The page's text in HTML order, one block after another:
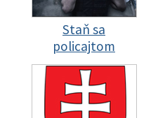
Staň sa
policajtom